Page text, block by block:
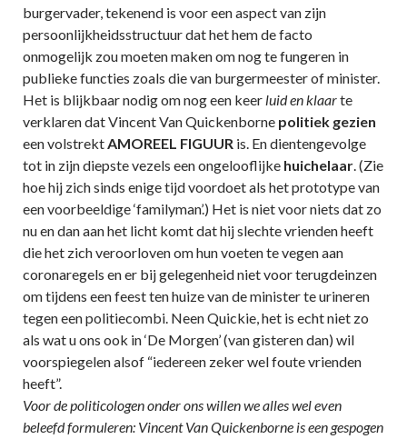
burgervader, tekenend is voor een aspect van zijn
persoonlijkheidsstructuur dat het hem de facto
onmogelijk zou moeten maken om nog te fungeren in
publieke functies zoals die van burgermeester of minister.
Het is blijkbaar nodig om nog een keer luid en klaarte
verklaren dat Vincent Van Quickenborne politiek gezien
een volstrektAMOREEL FIGUUR is. En dientengevolge
tot in zijn diepste vezels een ongelooflijke huichelaar. (Zie
hoe hij zich sinds enige tijd voordoet als het prototype van
een voorbeeldige ‘familyman’.) Het is niet voor niets dat zo
nu en dan aan het licht komt dat hij slechte vrienden heeft
die het zich veroorloven om hun voeten te vegen aan
coronaregels en er bij gelegenheid niet voor terugdeinzen
om tijdens een feest ten huize van de minister te urineren
tegen een politiecombi. Neen Quickie, het is echt niet zo
als wat u ons ook in ‘De Morgen’ (van gisteren dan) wil
voorspiegelen alsof “iedereen zeker wel foute vrienden
heeft”.
Voor de politicologen onder ons willen we alles wel even
beleefd formuleren: Vincent Van Quickenborne is een gespogen